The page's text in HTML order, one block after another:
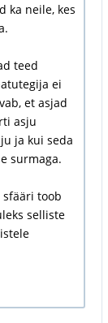
ka neile, kes
teed
ei
et asjad
asju
ja kui seda
surmaga.
toob
selliste